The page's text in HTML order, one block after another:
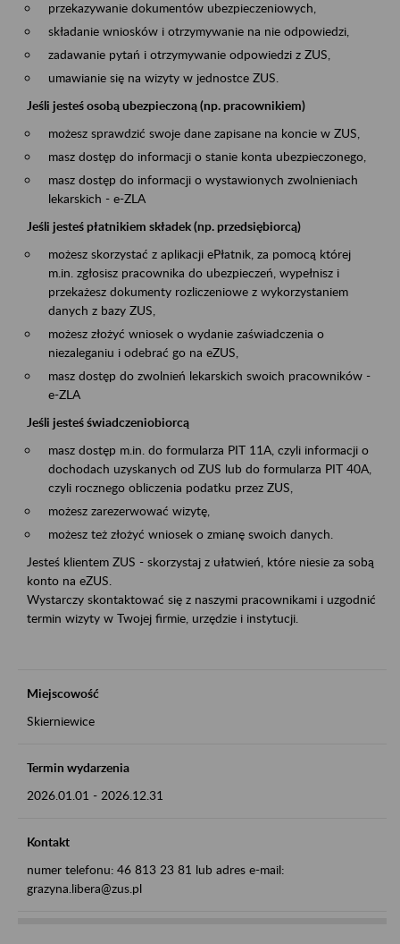
przekazywanie dokumentów ubezpieczeniowych,
składanie wniosków i otrzymywanie na nie odpowiedzi,
zadawanie pytań i otrzymywanie odpowiedzi z ZUS,
umawianie się na wizyty w jednostce ZUS.
Jeśli jesteś osobą ubezpieczoną (np. pracownikiem)
możesz sprawdzić swoje dane zapisane na koncie w ZUS,
masz dostęp do informacji o stanie konta ubezpieczonego,
masz dostęp do informacji o wystawionych zwolnieniach
lekarskich - e-ZLA
Jeśli jesteś płatnikiem składek (np. przedsiębiorcą)
możesz skorzystać z aplikacji ePłatnik, za pomocą której
m.in. zgłosisz pracownika do ubezpieczeń, wypełnisz i
przekażesz dokumenty rozliczeniowe z wykorzystaniem
danych z bazy ZUS,
możesz złożyć wniosek o wydanie zaświadczenia o
niezaleganiu i odebrać go na eZUS,
masz dostęp do zwolnień lekarskich swoich pracowników -
e-ZLA
Jeśli jesteś świadczeniobiorcą
masz dostęp m.in. do formularza PIT 11A, czyli informacji o
dochodach uzyskanych od ZUS lub do formularza PIT 40A,
czyli rocznego obliczenia podatku przez ZUS,
możesz zarezerwować wizytę,
możesz też złożyć wniosek o zmianę swoich danych.
Jesteś klientem ZUS - skorzystaj z ułatwień, które niesie za sobą
konto na eZUS.
Wystarczy skontaktować się z naszymi pracownikami i uzgodnić
termin wizyty w Twojej firmie, urzędzie i instytucji.
Miejscowość
Skierniewice
Termin wydarzenia
2026.01.01 - 2026.12.31
Kontakt
numer telefonu: 46 813 23 81 lub adres e-mail:
grazyna.libera@zus.pl